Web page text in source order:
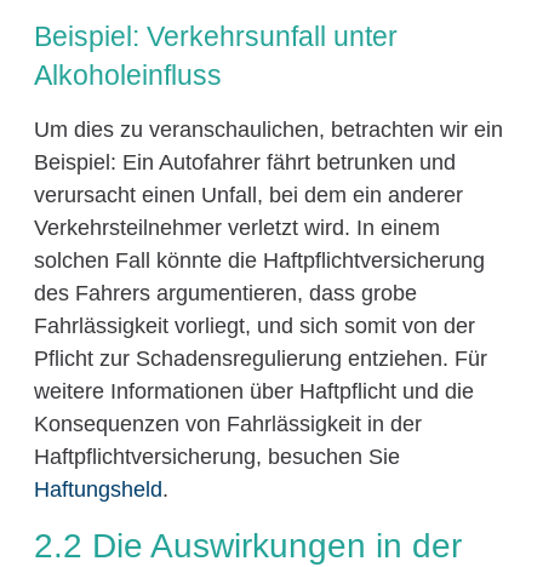
Beispiel: Verkehrsunfall unter
Alkoholeinfluss
Um dies zu veranschaulichen, betrachten wir ein
Beispiel: Ein Autofahrer fährt betrunken und
verursacht einen Unfall, bei dem ein anderer
Verkehrsteilnehmer verletzt wird. In einem
solchen Fall könnte die Haftpflichtversicherung
des Fahrers argumentieren, dass grobe
Fahrlässigkeit vorliegt, und sich somit von der
Pflicht zur Schadensregulierung entziehen. Für
weitere Informationen über Haftpflicht und die
Konsequenzen von Fahrlässigkeit in der
Haftpflichtversicherung, besuchen Sie
Haftungsheld.
2.2 Die Auswirkungen in der